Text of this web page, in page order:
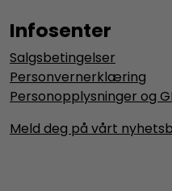
Infosenter
Salgsbetingelser
Personvernerklæring
Personopplysninger og
Meld deg på vårt